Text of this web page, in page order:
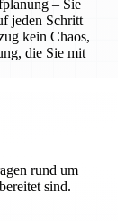
– Sie
jeden Schritt
kein Chaos,
die Sie mit
rund um
sind.